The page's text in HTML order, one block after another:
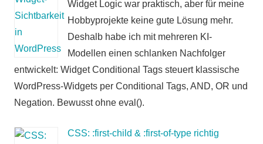
Widget Logic war praktisch, aber für meine
Hobbyprojekte keine gute Lösung mehr.
Deshalb habe ich mit mehreren KI-
Modellen einen schlanken Nachfolger
entwickelt: Widget Conditional Tags steuert klassische
WordPress-Widgets per Conditional Tags, AND, OR und
Negation. Bewusst ohne eval().
CSS: :first-child & :first-of-type richtig